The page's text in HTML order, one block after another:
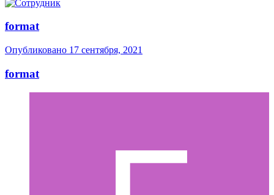
format
Опубликовано 17 сентября, 2021
format